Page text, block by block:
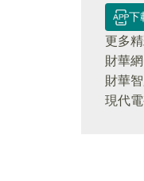
下
更多
財華網
財華
現代